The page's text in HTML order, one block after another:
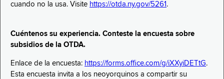
cuando no la usa. Visite https://otda.ny.gov/5261 .
Cuéntenos su experiencia. Conteste la encuesta sobre
subsidios de la OTDA.
Enlace de la encuesta: https://forms.office.com/g/iXXyiDETtG.
Esta encuesta invita a los neoyorquinos a compartir su